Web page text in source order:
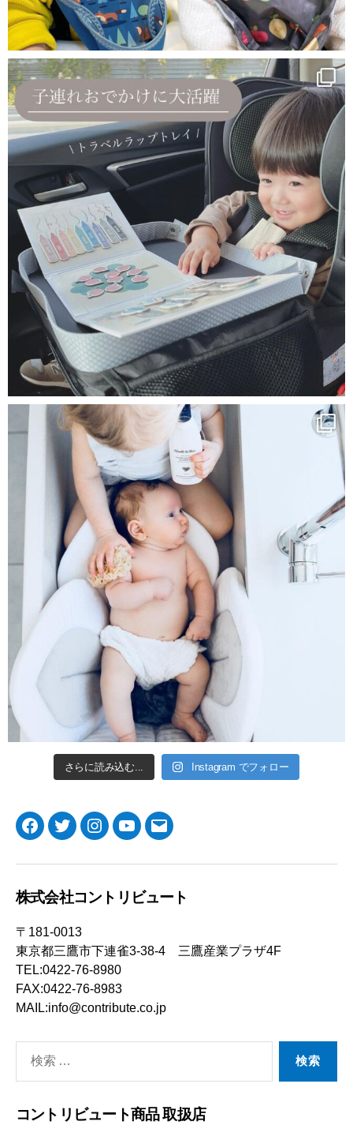
さらに読み込む... Instagram でフォロー
Facebook
TwitterInstagramYouTube
メ
株式会社コントリビュート
〒181-0013
東京都三鷹市下連雀3-38-4 三鷹産業プラザ4F
TEL:0422-76-8980
FAX:0422-76-8983
MAIL:info@contribute.co.jp
索
コントリビュート商品 取扱店